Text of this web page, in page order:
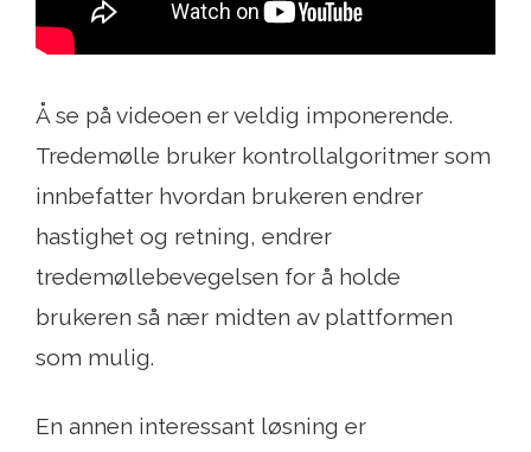
Å se på videoen er veldig imponerende.
Tredemølle bruker kontrollalgoritmer som
innbefatter hvordan brukeren endrer
hastighet og retning, endrer
tredemøllebevegelsen for å holde
brukeren så nær midten av plattformen
som mulig.
En annen interessant løsning er